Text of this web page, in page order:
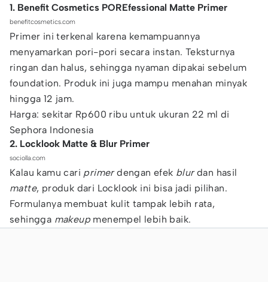
1. Benefit Cosmetics POREfessional Matte Primer
benefitcosmetics.com
Primer ini terkenal karena kemampuannya
menyamarkan pori-pori secara instan. Teksturnya
ringan dan halus, sehingga nyaman dipakai sebelum
foundation. Produk ini juga mampu menahan minyak
hingga 12 jam.
Harga: sekitar Rp600 ribu untuk ukuran 22 ml di
Sephora Indonesia
2. Locklook Matte & Blur Primer
sociolla.com
Kalau kamu cari primerdengan efek blurdan hasil
matte, produk dari Locklook ini bisa jadi pilihan.
Formulanya membuat kulit tampak lebih rata,
sehingga makeup menempel lebih baik.